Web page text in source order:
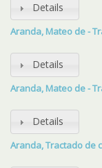
Details
Aranda, Mateo de -
Details
Aranda, Mateo de -
Details
Aranda, Tractado de